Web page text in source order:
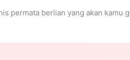
permata berlian yang akan kamu